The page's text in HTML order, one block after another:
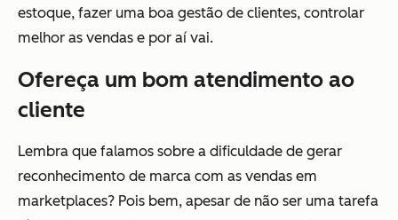
estoque, fazer uma boa gestão de clientes, controlar
melhor as vendas e por aí vai.
Ofereça um bom atendimento ao
cliente
Lembra que falamos sobre a dificuldade de gerar
reconhecimento de marca com as vendas em
marketplaces? Pois bem, apesar de não ser uma tarefa